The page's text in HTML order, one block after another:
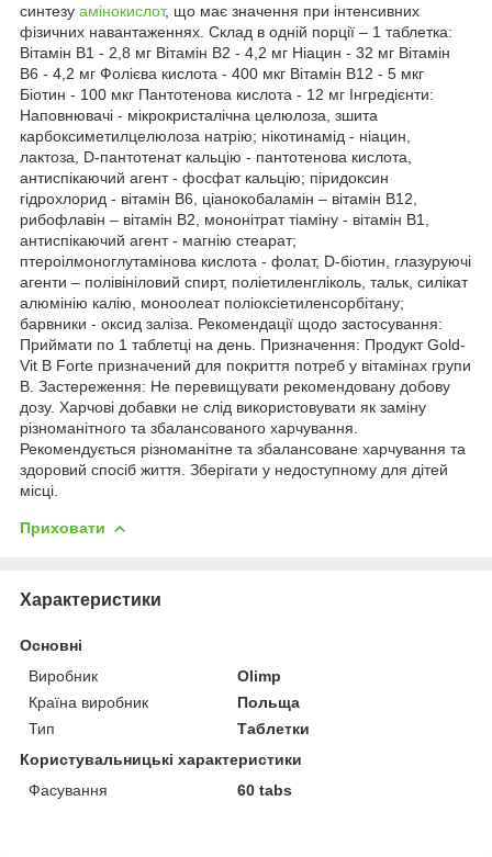
синтезу амінокислот, що має значення при інтенсивних
фізичних навантаженнях. Склад в одній порції – 1 таблетка:
Вітамін B1 - 2,8 мг Вітамін B2 - 4,2 мг Ніацин - 32 мг Вітамін
B6 - 4,2 мг Фолієва кислота - 400 мкг Вітамін B12 - 5 мкг
Біотин - 100 мкг Пантотенова кислота - 12 мг Інгредієнти:
Наповнювачі - мікрокристалічна целюлоза, зшита
карбоксиметилцелюлоза натрію; нікотинамід - ніацин,
лактоза, D-пантотенат кальцію - пантотенова кислота,
антиспікаючий агент - фосфат кальцію; піридоксин
гідрохлорид - вітамін В6, ціанокобаламін – вітамін B12,
рибофлавін – вітамін В2, мононітрат тіаміну - вітамін В1,
антиспікаючий агент - магнію стеарат;
птероілмоноглутамінова кислота - фолат, D-біотин, глазуруючі
агенти – полівініловий спирт, поліетиленгліколь, тальк, силікат
алюмінію калію, моноолеат поліоксіетиленсорбітану;
барвники - оксид заліза. Рекомендації щодо застосування:
Приймати по 1 таблетці на день. Призначення: Продукт Gold-
Vit B Forte призначений для покриття потреб у вітамінах групи
В. Застереження: Не перевищувати рекомендовану добову
дозу. Харчові добавки не слід використовувати як заміну
різноманітного та збалансованого харчування.
Рекомендується різноманітне та збалансоване харчування та
здоровий спосіб життя. Зберігати у недоступному для дітей
місці.
Приховати
Характеристики
Основні
Виробник
Olimp
Країна виробник
Польща
Тип
Таблетки
Користувальницькі характеристики
Фасування
60 tabs